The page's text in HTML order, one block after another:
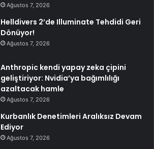
Ağustos 7, 2026
Helldivers 2’de Illuminate Tehdidi Geri
Dönüyor!
Ağustos 7, 2026
Anthropic kendi yapay zeka çipini
geliştiriyor: Nvidia’ya bağımlılığı
azaltacak hamle
Ağustos 7, 2026
Kurbanlık Denetimleri Aralıksız Devam
Ediyor
Ağustos 7, 2026